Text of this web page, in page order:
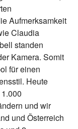
Aufmerksamkeit
Claudia
standen
Kamera. Somit
für einen
Heute
und wir
und Österreich